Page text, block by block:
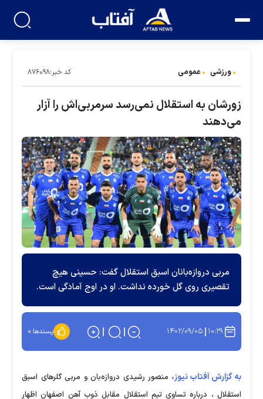
ورزشی عمومی کد خبر:۸۷۶۰۹۸
زورشان به استقلال نمی‌رسد سرمربی‌اش را آزار
می‌دهند
مربی دروازه‌بانان اسبق استقلال گفت: حسینی هیچ
تقصیری روی گل خورده نداشت. او در اوج آمادگی است.
۱۰:۲۹ ۱۴۰۲/۰۹/۰۵ پسندها:۰
به گزارش آفتاب نیوز، منصور رشیدی دروازه‌بان و مربی گلر‌های اسبق
استقلال ، درباره تساوی تیم استقلال مقابل ذوب آهن اصفهان اظهار